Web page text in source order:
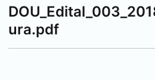
ura.pdf